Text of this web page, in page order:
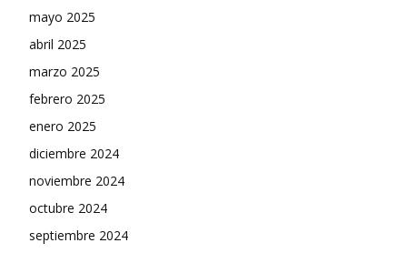
mayo 2025
abril 2025
marzo 2025
febrero 2025
enero 2025
diciembre 2024
noviembre 2024
octubre 2024
septiembre 2024